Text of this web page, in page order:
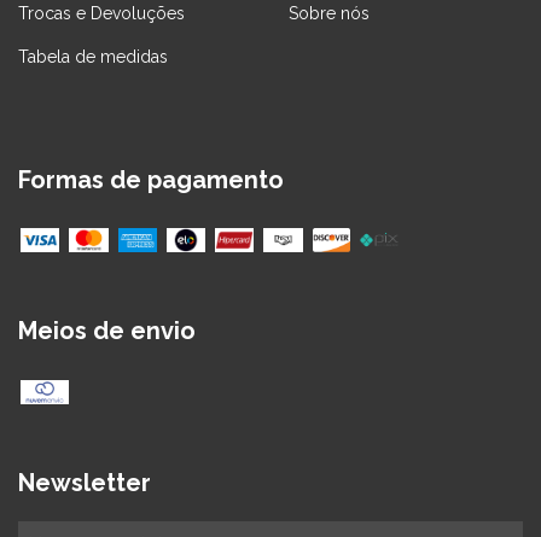
Trocas e Devoluções Sobre nós
Tabela de medidas
Formas de pagamento
Meios de envio
Newsletter